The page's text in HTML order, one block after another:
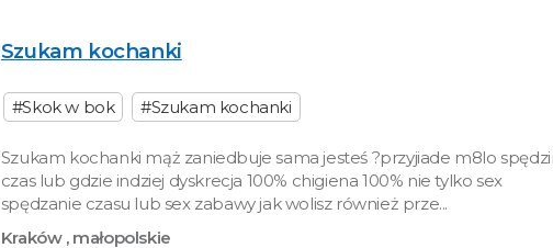
Szukam kochanki
#Skok w bok #Szukam kochanki
Szukam kochanki mąż zaniedbuje sama jesteś ?przyjiade m8lo
czas lub gdzie indziej dyskrecja 100% chigiena 100% nie tylko sex
spędzanie czasu lub sex zabawy jak wolisz również prze...
Kraków , małopolskie